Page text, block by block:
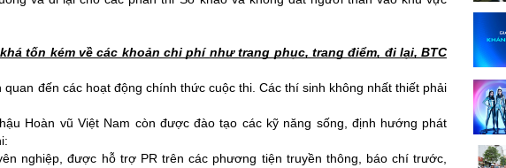
tốn kém về các khoản chi phí như trang phục, trang điểm, đi lại, BTC
đến các hoạt động chính thức cuộc thi. Các thí sinh không nhất thiết phải
Hoàn vũ Việt Nam còn được đào tạo các kỹ năng sống, định hướng phát
nghiệp, được hỗ trợ PR trên các phương tiện truyền thông, báo chí trước,